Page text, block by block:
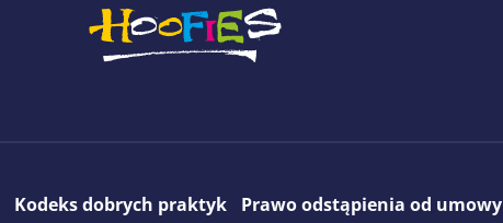
Kodeks dobrych praktyk Prawo odstąpienia od umowy